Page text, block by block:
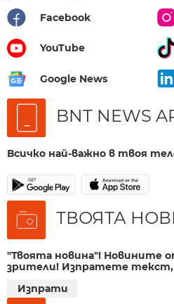
Facebook
YouTube
Google News
BNT NEWS
Всичко най-важно в твоя
ТВОЯТА
"Твоята новина"! Новините
зрители! Изпратете текст,
Изпрати